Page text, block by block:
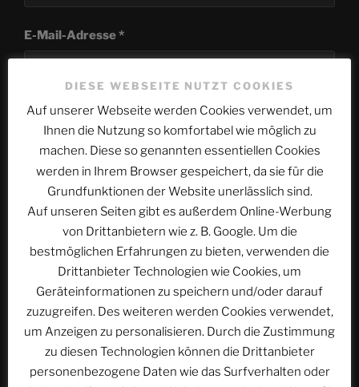
E-Mail-Adresse*
Website
Name, E-Mail-Adresse und Website in diesem
Browser für meinen nächsten Kommentar speichern.
Beitragsnavigation
Vorheriger
Beitrag
ZURÜCK
ACSOLAR #075: Europa-Park Hotel El Andaluz
DIESE WEBSEITE NUTZT COOKIES
Auf unserer Webseite werden Cookies verwendet, um
Ihnen die Nutzung so komfortabel wie möglich zu
machen. Diese so genannten essentiellen Cookies
werden in Ihrem Browser gespeichert, da sie für die
Grundfunktionen der Website unerlässlich sind.
Auf unseren Seiten gibt es außerdem Online-Werbung
von Drittanbietern wie z. B. Google. Um die
bestmöglichen Erfahrungen zu bieten, verwenden die
Drittanbieter Technologien wie Cookies, um
Geräteinformationen zu speichern und/oder darauf
zuzugreifen. Des weiteren werden Cookies verwendet,
um Anzeigen zu personalisieren. Durch die Zustimmung
zu diesen Technologien können die Drittanbieter
personenbezogene Daten wie das Surfverhalten oder